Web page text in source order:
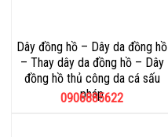
Dây đồng hồ – Dây da đồng hồ
– Thay dây da đồng hồ – Dây
đồng hồ thủ công da cá sấu
pháp
0906885622